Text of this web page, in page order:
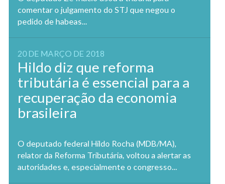
comentar o julgamento do STJ que negou o
pedido de habeas...
20 DE MARÇO DE 2018
Hildo diz que reforma
tributária é essencial para a
recuperação da economia
brasileira
O deputado federal Hildo Rocha (MDB/MA),
relator da Reforma Tributária, voltou a alertar as
autoridades e, especialmente o congresso...